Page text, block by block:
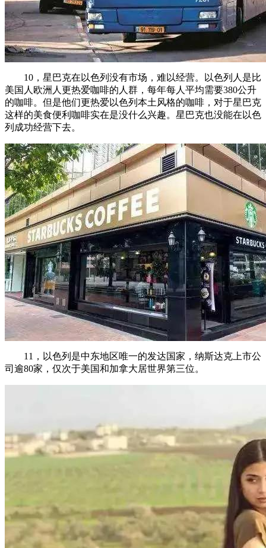
10，星巴克在以色列没有市场，难以经营。以色列人是比
美国人欧洲人更热爱咖啡的人群，每年每人平均需要380公升
的咖啡。但是他们更热爱以色列本土风格的咖啡，对于星巴克
这样的美食便利咖啡实在是没什么兴趣。星巴克也没能在以色
列成功经营下去。
11，以色列是中东地区唯一的发达国家，纳斯达克上市公
司逾80家，仅次于美国和加拿大居世界第三位。